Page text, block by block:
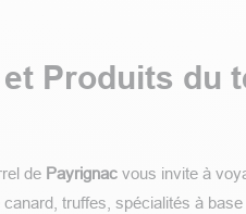
Produits du
de Payrignac vous invite à
truffes, spécialités à